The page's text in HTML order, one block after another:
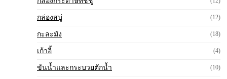
กล่องสบู่ (12)
กะละมัง (18)
เก้าอี้ (4)
ขันน้ำและกระบวยตักน้ำ (10)